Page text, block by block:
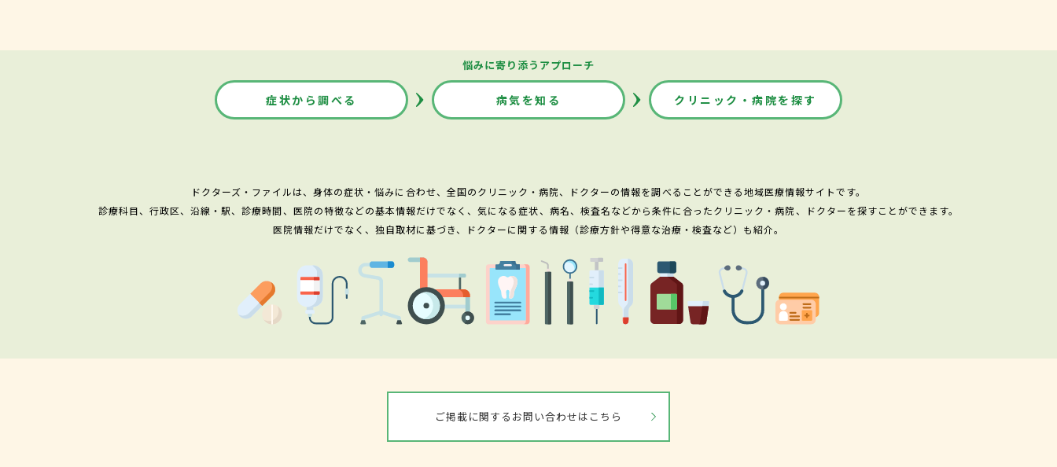
悩みに寄り添うアプローチ
症状から調べる 病気を知る クリニック・病院を探す
ドクターズ・ファイルは、身体の症状・悩みに合わせ、全国のクリニック・病院、ドクターの情報を調べることができる地域医療情報サイトです。
診療科目、行政区、沿線・駅、診療時間、医院の特徴などの基本情報だけでなく、気になる症状、病名、検査名などから条件に合ったクリニック・病院、ドクターを探すことができます。
医院情報だけでなく、独自取材に基づき、ドクターに関する情報（診療方針や得意な治療・検査など）も紹介。
ご掲載に関するお問い合わせはこちら